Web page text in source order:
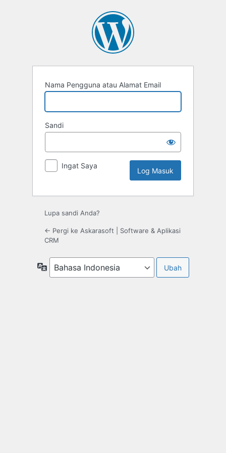
Nama Pengguna atau Alamat Email
Sandi
Ingat Saya
Lupa sandi Anda?
← Pergi ke Askarasoft | Software & Aplikasi
CRM
Bahasa